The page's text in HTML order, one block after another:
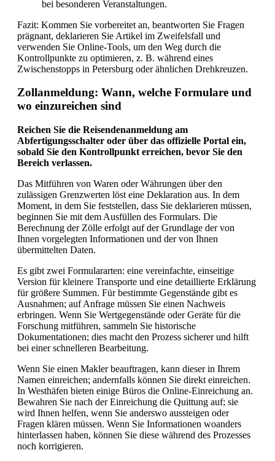
bei besonderen Veranstaltungen.
Fazit: Kommen Sie vorbereitet an, beantworten Sie Fragen
prägnant, deklarieren Sie Artikel im Zweifelsfall und
verwenden Sie Online-Tools, um den Weg durch die
Kontrollpunkte zu optimieren, z. B. während eines
Zwischenstopps in Petersburg oder ähnlichen Drehkreuzen.
Zollanmeldung: Wann, welche Formulare und
wo einzureichen sind
Reichen Sie die Reisendenanmeldung am
Abfertigungsschalter oder über das offizielle Portal ein,
sobald Sie den Kontrollpunkt erreichen, bevor Sie den
Bereich verlassen.
Das Mitführen von Waren oder Währungen über den
zulässigen Grenzwerten löst eine Deklaration aus. In dem
Moment, in dem Sie feststellen, dass Sie deklarieren müssen,
beginnen Sie mit dem Ausfüllen des Formulars. Die
Berechnung der Zölle erfolgt auf der Grundlage der von
Ihnen vorgelegten Informationen und der von Ihnen
übermittelten Daten.
Es gibt zwei Formulararten: eine vereinfachte, einseitige
Version für kleinere Transporte und eine detaillierte Erklärung
für größere Summen. Für bestimmte Gegenstände gibt es
Ausnahmen; auf Anfrage müssen Sie einen Nachweis
erbringen. Wenn Sie Wertgegenstände oder Geräte für die
Forschung mitführen, sammeln Sie historische
Dokumentationen; dies macht den Prozess sicherer und hilft
bei einer schnelleren Bearbeitung.
Wenn Sie einen Makler beauftragen, kann dieser in Ihrem
Namen einreichen; andernfalls können Sie direkt einreichen.
In Westhäfen bieten einige Büros die Online-Einreichung an.
Bewahren Sie nach der Einreichung die Quittung auf; sie
wird Ihnen helfen, wenn Sie anderswo aussteigen oder
Fragen klären müssen. Wenn Sie Informationen woanders
hinterlassen haben, können Sie diese während des Prozesses
noch korrigieren.